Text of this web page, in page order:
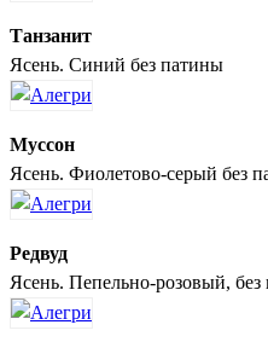
Танзанит
Ясень. Синий без патины
Муссон
Ясень. Фиолетово-серый без
Редвуд
Ясень. Пепельно-розовый,